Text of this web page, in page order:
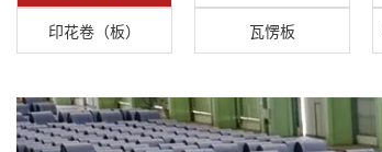
印花卷（板） 瓦愣板